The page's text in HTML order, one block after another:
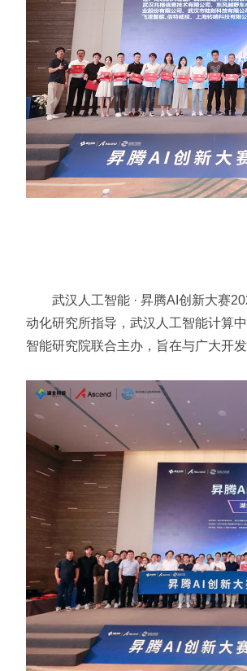
武汉人工智能 · 昇腾AI创新大赛
动化研究所指导，武汉人工智能计算
智能研究院联合主办，旨在与广大开